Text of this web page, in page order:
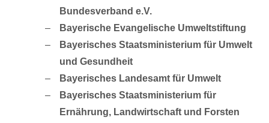
Bundesverband e.V.
Bayerische Evangelische Umweltstiftung
Bayerisches Staatsministerium für Umwelt
und Gesundheit
Bayerisches Landesamt für Umwelt
Bayerisches Staatsministerium für
Ernährung, Landwirtschaft und Forsten